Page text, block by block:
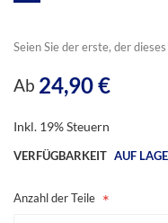
Seien Sie der erste, der
Ab 24,90 €
Inkl. 19% Steuern
VERFÜGBARKEIT AUF
Anzahl der Teile